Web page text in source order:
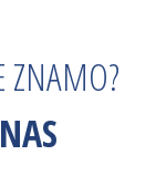
ZNAMO?